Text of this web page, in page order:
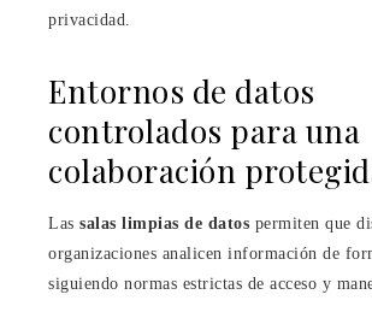
privacidad.
Entornos de datos
controlados para una
colaboración
Las salas limpias de datos permiten que
organizaciones analicen información de
siguiendo normas estrictas de acceso y